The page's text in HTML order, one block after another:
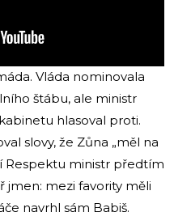
Vláda nominovala
štábu, ale ministr
hlasoval proti.
slovy, že Zůna „měl na
Respektu ministr předtím
jmen: mezi favority měli
navrhl sám Babiš.